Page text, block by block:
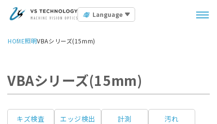
Language
HOME照明VBAシリーズ(15mm)
VBAシリーズ(15mm)
キズ検査 エッジ検出 計測
汚れ